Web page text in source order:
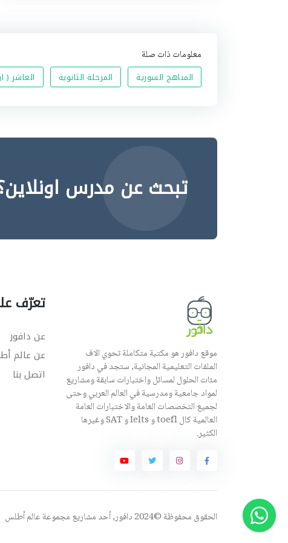
معلومات ذات صلة
المناهج السورية المرحلة الثانوية العاشر (
تبحث عن مدرس
موقع دافور هو مكتبة متكاملة تحوي الاف
الملفات التعليمية المجانية, ستجد في دافور
مئات الحلول لمسائل واختبارات سابقة ومشاريع
لمواد جامعية ومدرسية في العالم العربي وحتى
لجميع التخصصات العامة والاختبارات العامة
العالمية كال toefl و Ielts و SAT وغيرها
الكثير.
تعرّف
عن دافور
عن عالم
اتصل بنا
الحقوق محفوظة ©2024 دافور, أحد مشاريع مجموعة عالم أطلس